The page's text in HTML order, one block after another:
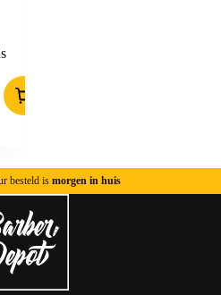
besteld is morgen in huis